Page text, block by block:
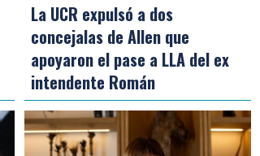
La UCR expulsó a dos
concejalas de Allen que
apoyaron el pase a LLA del ex
intendente Román